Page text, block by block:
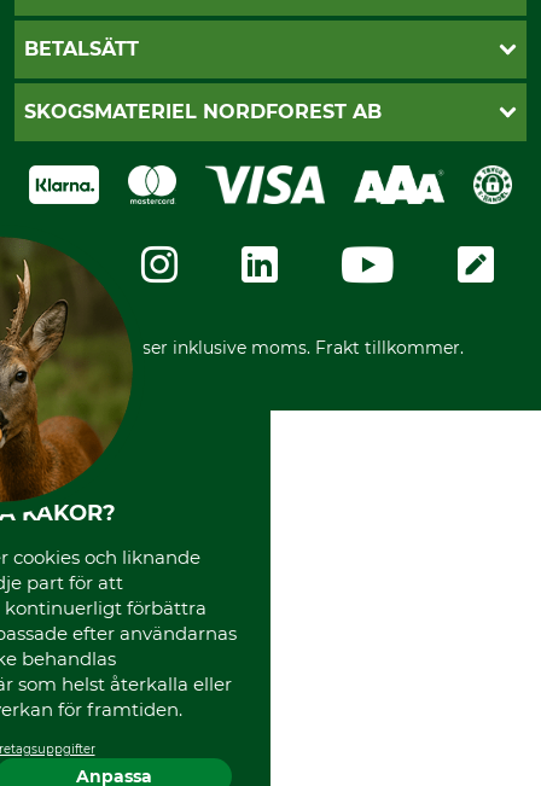
Vanliga frågor
Butik Vansbro
Dataskydd
Ångerrätt
Ångerrätt för din beställning
Reklamationer
Frakter
BETALSÄTT
Klarna
Swish
SKOGSMATERIEL NORDFOREST AB
Om oss
GRUBE-Gruppen
Karriär
Vår personal
Varumärken
Mässor
Instagram TOS
Media
Code of Conduct
*Alla priser inklusive moms. Frakt tillkommer.
KAKOR?
cookies och liknande
part för att
kontinuerligt förbättra
efter användarnas
behandlas
som helst återkalla eller
för framtiden.
Anpassa